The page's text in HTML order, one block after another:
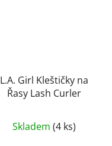
L.A. Girl Kleštičky na
Řasy Lash Curler
Skladem (4 ks)